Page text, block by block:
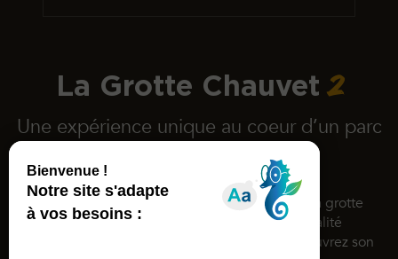
La Grotte Chauvet2
Une expérience unique au coeur d’un parc
Inscrite au patrimoine mondial de l’Unesco, la grotte
Chauvet rassemble des dessins d’une qualité
exceptionnelle datés d’il y a 36 000 ans. Découvrez son